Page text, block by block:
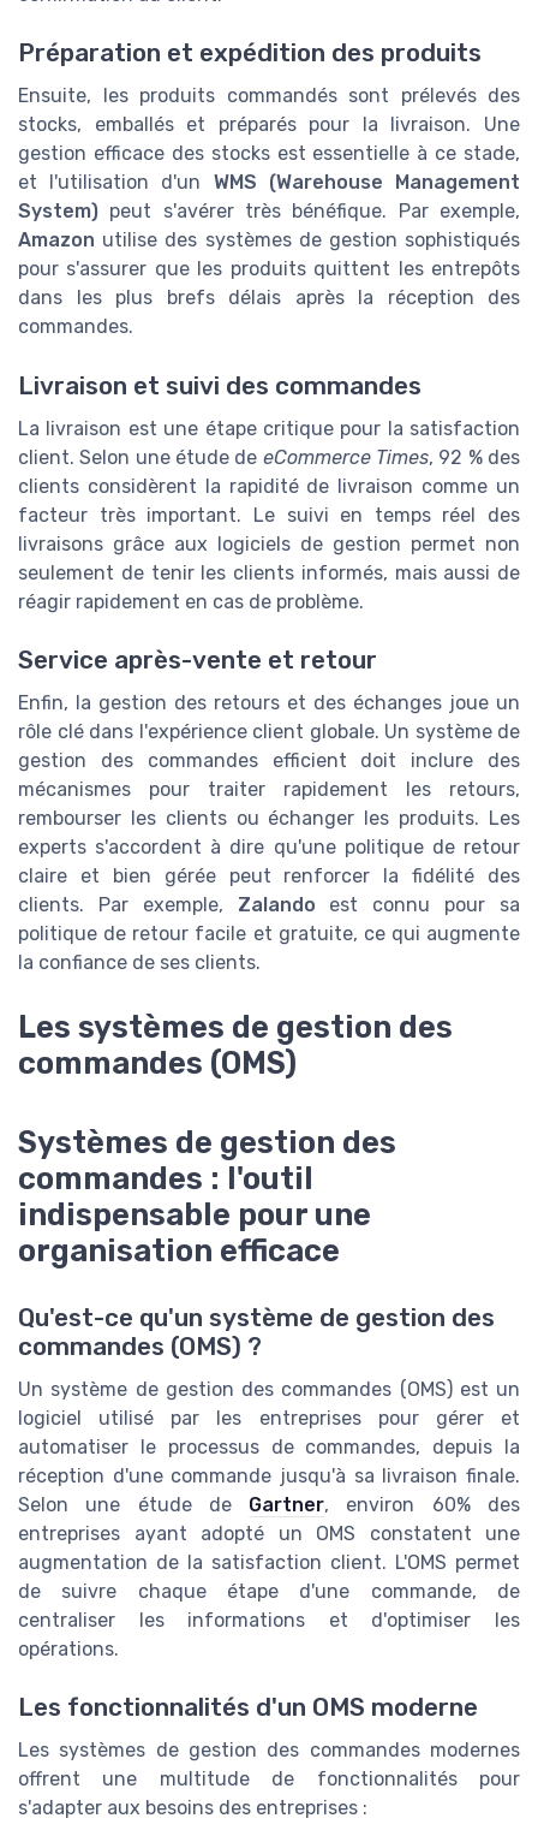
Préparation et expédition des produits
Ensuite, les produits commandés sont prélevés des
stocks, emballés et préparés pour la livraison. Une
gestion efficace des stocks est essentielle à ce stade,
et l'utilisation d'un WMS (Warehouse Management
System) peut s'avérer très bénéfique. Par exemple,
Amazon utilise des systèmes de gestion sophistiqués
pour s'assurer que les produits quittent les entrepôts
dans les plus brefs délais après la réception des
commandes.
Livraison et suivi des commandes
La livraison est une étape critique pour la satisfaction
client. Selon une étude de eCommerce Times, 92 % des
clients considèrent la rapidité de livraison comme un
facteur très important. Le suivi en temps réel des
livraisons grâce aux logiciels de gestion permet non
seulement de tenir les clients informés, mais aussi de
réagir rapidement en cas de problème.
Service après-vente et retour
Enfin, la gestion des retours et des échanges joue un
rôle clé dans l'expérience client globale. Un système de
gestion des commandes efficient doit inclure des
mécanismes pour traiter rapidement les retours,
rembourser les clients ou échanger les produits. Les
experts s'accordent à dire qu'une politique de retour
claire et bien gérée peut renforcer la fidélité des
clients. Par exemple, Zalando est connu pour sa
politique de retour facile et gratuite, ce qui augmente
la confiance de ses clients.
Les systèmes de gestion des
commandes (OMS)
Systèmes de gestion des
commandes : l'outil
indispensable pour une
organisation efficace
Qu'est-ce qu'un système de gestion des
commandes (OMS) ?
Un système de gestion des commandes (OMS) est un
logiciel utilisé par les entreprises pour gérer et
automatiser le processus de commandes, depuis la
réception d'une commande jusqu'à sa livraison finale.
Selon une étude de Gartner, environ 60% des
entreprises ayant adopté un OMS constatent une
augmentation de la satisfaction client. L'OMS permet
de suivre chaque étape d'une commande, de
centraliser les informations et d'optimiser les
opérations.
Les fonctionnalités d'un OMS moderne
Les systèmes de gestion des commandes modernes
offrent une multitude de fonctionnalités pour
s'adapter aux besoins des entreprises :